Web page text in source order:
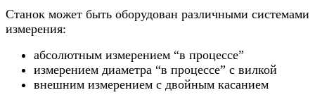
Станок может быть оборудован различными системами
измерения:
абсолютным измерением “в процессе”
измерением диаметра “в процессе” с вилкой
внешним измерением с двойным касанием